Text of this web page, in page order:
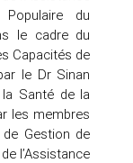
du
le cadre du
Capacités de
le Dr Sinan
Santé de la
les membres
Gestion de
l’Assistance